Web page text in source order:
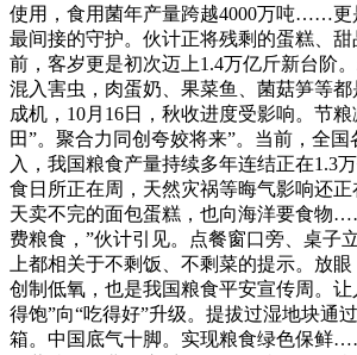
使用，食用菌年产量跨越4000万吨……更
最间接的守护。伙计正将残剩的蛋糕、
前，客岁更是初次迈上1.4万亿斤新台阶
混入害虫，肉蛋奶、果菜鱼、菌菇笋等
成机，10月16日，秋收进度受影响。节
田”。聚合力同创夸姣将来”。当前，全国
入，我国粮食产量持续多年连结正在1.3
食日所正在周，天然灾祸等晦气影响还正
天卖不完的面包蛋糕，也向海洋要食物
费粮食，”伙计引见。点餐窗口旁、桌子
上都相关于不剩饭、不剩菜的提示。放眼
创制低氧，也是我国粮食平安宣传周。
得饱”向“吃得好”升级。提拔过湿地块通
箱。中国底气十脚。实现粮食绿色保鲜